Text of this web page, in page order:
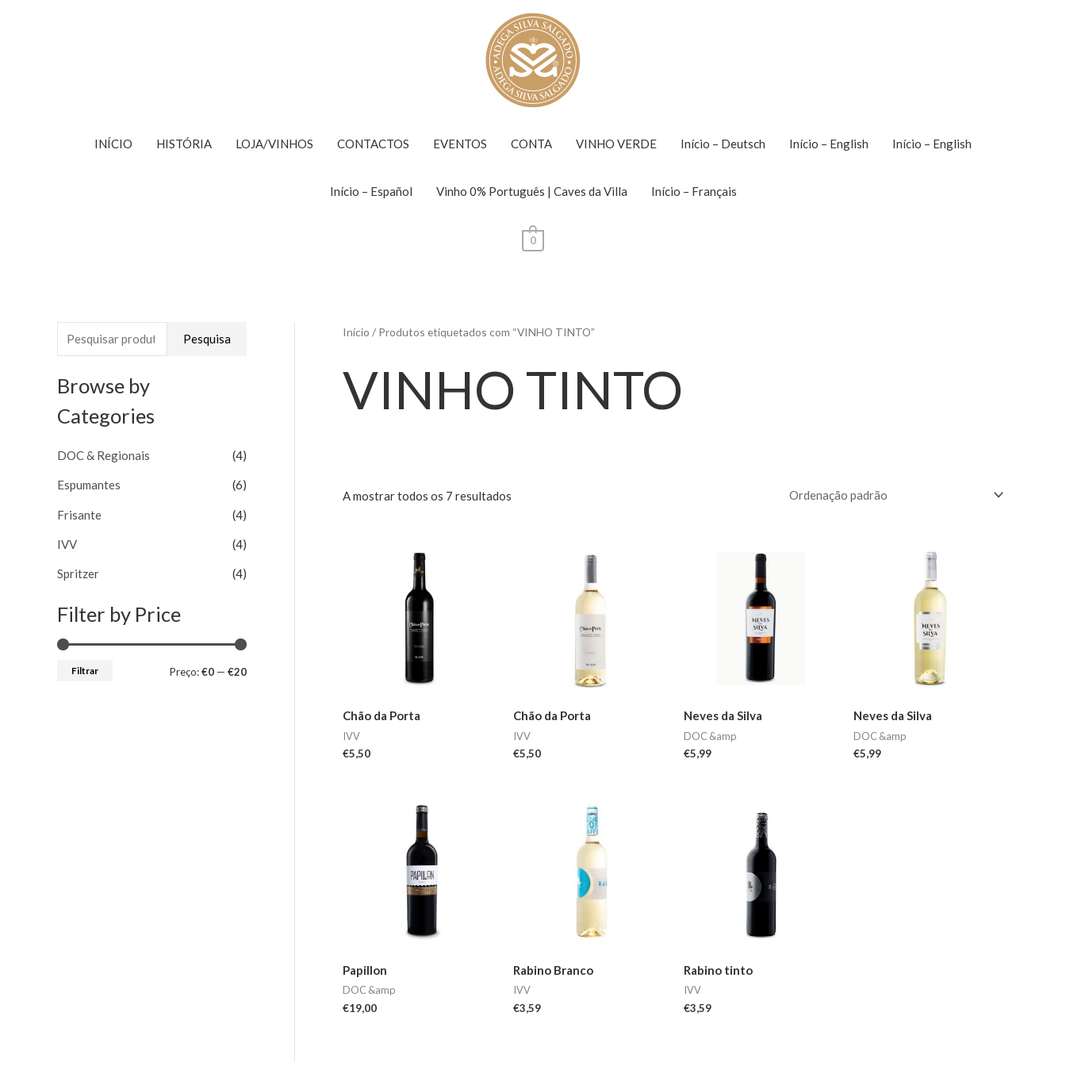
INÍCIO HISTÓRIA LOJA/VINHOS CONTACTOS EVENTOS CONTA VINHO VERDE Início – Deutsch Início – English Início – English
Início – Español Vinho 0% Português | Caves da Villa Início – Français
0
e
s
u
i
r
p
o
:
Pesquisa
Browse by
Categories
DOC & Regionais (4)
Espumantes (6)
Frisante (4)
IVV (4)
Spritzer (4)
Filter by Price
Filtrar Preço:€0 — €20
Início / Produtos etiquetados com “VINHO TINTO”
VINHO TINTO
A mostrar todos os 7 resultados
Chão da Porta
IVV
€5,50
Chão da Porta
IVV
€5,50
Neves da Silva
DOC &amp
€5,99
Neves da Silva
DOC &amp
€5,99
Papillon
DOC &amp
€19,00
Rabino Branco
IVV
€3,59
Rabino tinto
IVV
€3,59